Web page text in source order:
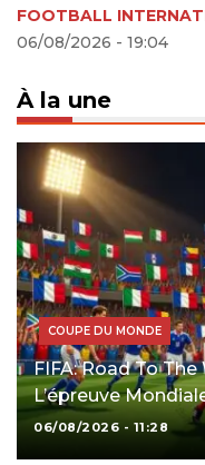
grandeur nature pour
17/06/2026 - 21:00
À la une
COUPE DU MONDE
FIFA: Road To
L’épreuve
06/08/2026 - 11:28